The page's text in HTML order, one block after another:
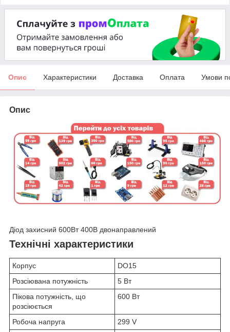
Опис Характеристики Доставка Оплата Умови
Опис
Діод захисний 600Вт 400В двонаправлений
Технічні характеристики
Корпус
DO15
Розсіювана потужність
5 Вт
Пікова потужність, що
розсіюється
600 Вт
Робоча напруга
299 V